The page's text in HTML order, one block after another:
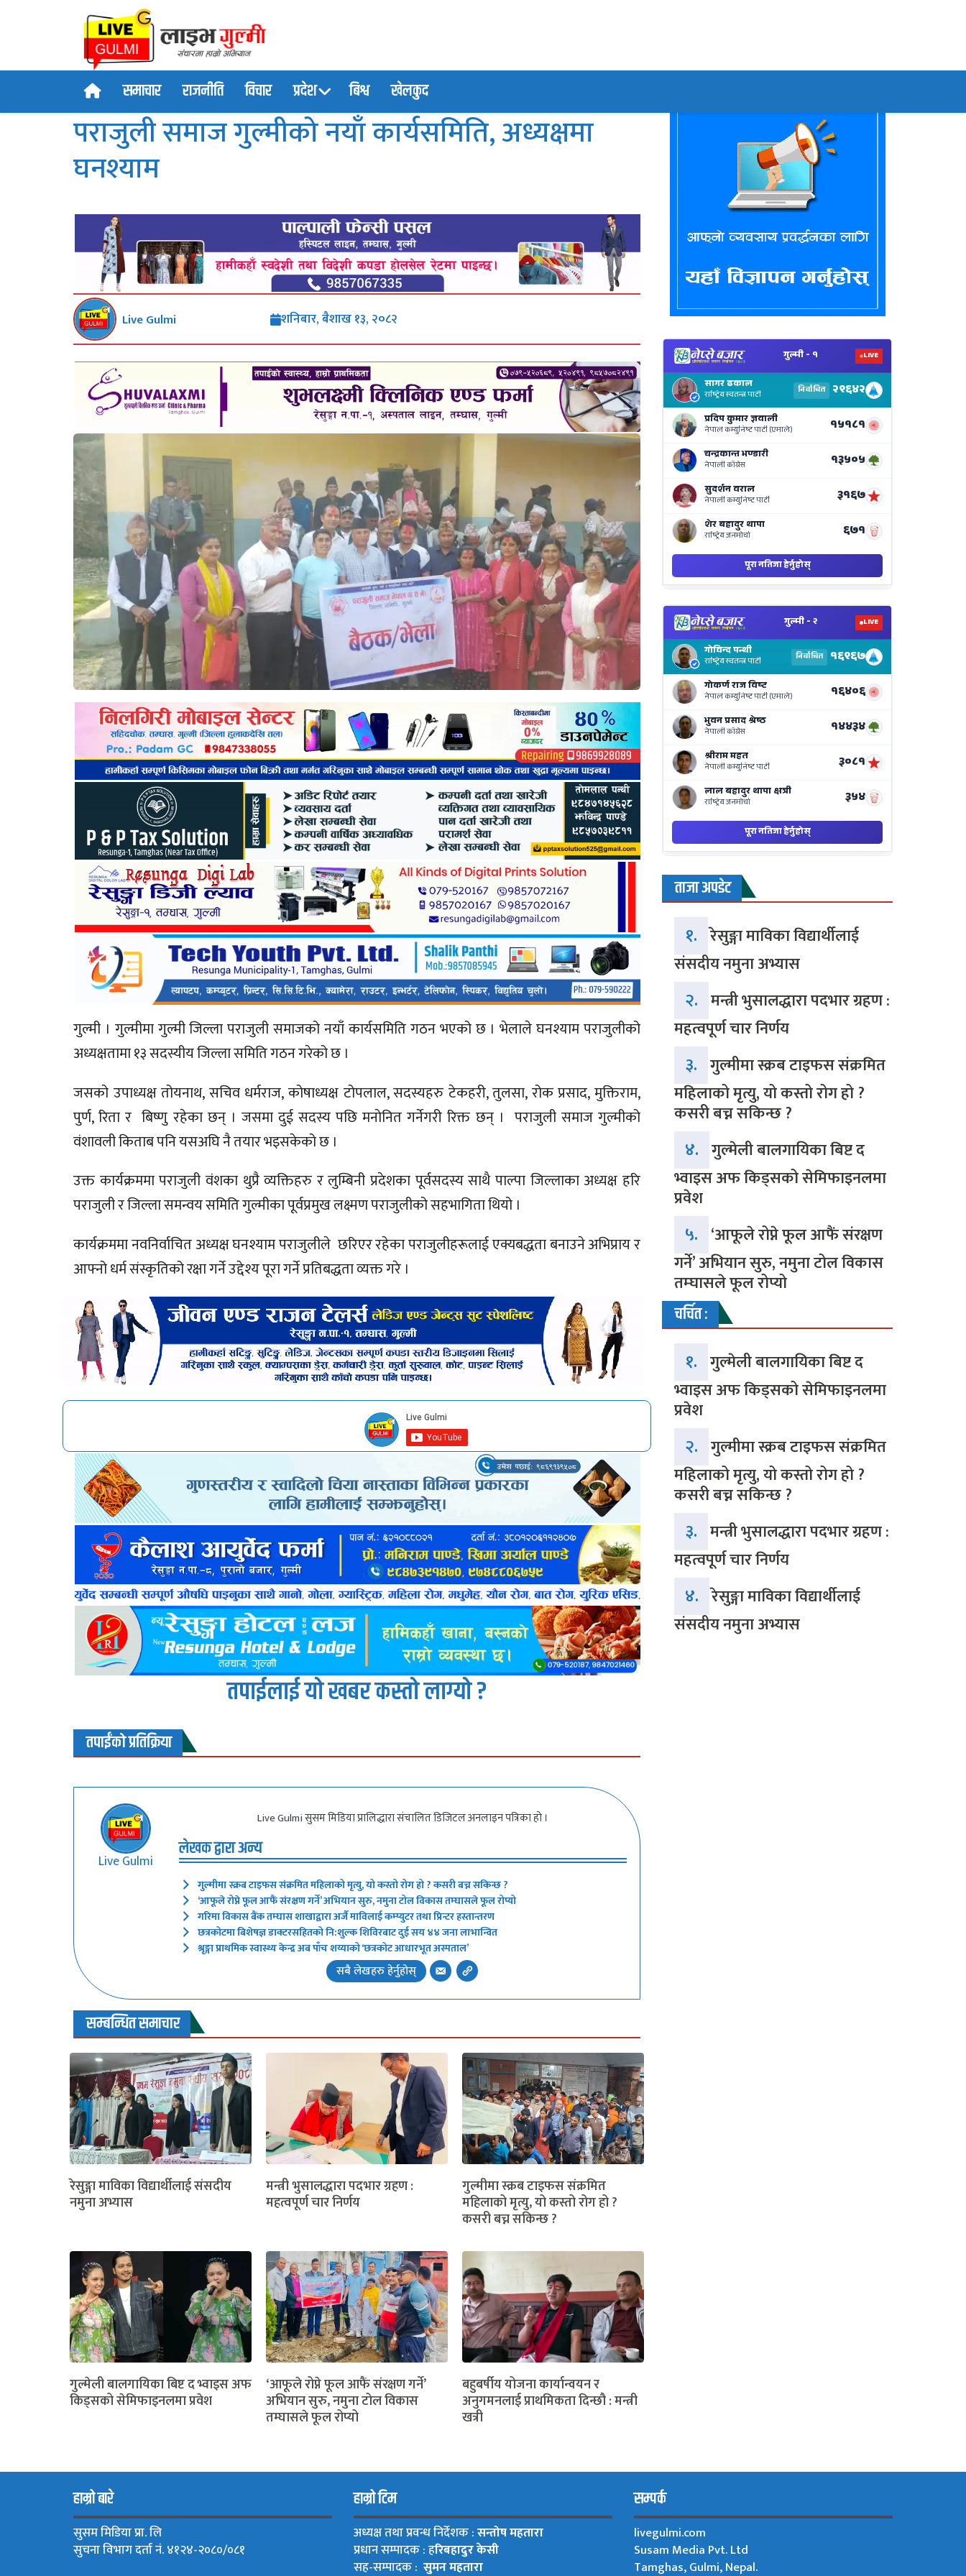
समाचार राजनीति विचार प्रदेश बिश्व खेलकुद
पराजुली समाज गुल्मीको नयाँ कार्यसमिति, अध्यक्षमा
घनश्याम
Live Gulmi शनिबार, बैशाख १३, २०८२
गुल्मी । गुल्मीमा गुल्मी जिल्ला पराजुली समाजको नयाँ कार्यसमिति गठन भएको छ । भेलाले घनश्याम पराजुलीको
अध्यक्षतामा १३ सदस्यीय जिल्ला समिति गठन गरेको छ ।
जसको उपाध्यक्ष तोयनाथ, सचिव धर्मराज, कोषाध्यक्ष टोपलाल, सदस्यहरु टेकहरी, तुलसा, रोक प्रसाद, मुक्तिराम,
पुर्ण, रिता र बिष्णु रहेका छन् । जसमा दुई सदस्य पछि मनाेनित गर्नेगरी रिक्त छन् । पराजुली समाज गुल्मीको
वंशावली किताब पनि यसअघि नै तयार भइसकेको छ ।
उक्त कार्यक्रममा पराजुली वंशका थुप्रै व्यक्तिहरु र लुम्बिनी प्रदेशका पूर्वसदस्य साथै पाल्पा जिल्लाका अध्यक्ष हरि
पराजुली र जिल्ला समन्वय समिति गुल्मीका पूर्वप्रमुख लक्ष्मण पराजुलीको सहभागिता थियो ।
कार्यक्रममा नवनिर्वाचित अध्यक्ष घनश्याम पराजुलीले छरिएर रहेका पराजुलीहरूलाई एक्यबद्धता बनाउने अभिप्राय र
आफ्नो धर्म संस्कृतिको रक्षा गर्ने उद्देश्य पूरा गर्ने प्रतिबद्धता व्यक्त गरे ।
तपाईलाई यो खबर कस्तो लाग्यो ?
तपाईंको प्रतिक्रिया
Live Gulmi
Live Gulmi सुसम मिडिया प्रालिद्धारा संचालित डिजिटल अनलाइन पत्रिका हो ।
लेखक द्वारा अन्य
गुल्मीमा स्क्रब टाइफस संक्रमित महिलाको मृत्यु, यो कस्तो रोग हो ? कसरी बच्न सकिन्छ ?
‘आफूले रोप्ने फूल आफैं संरक्षण गर्ने’ अभियान सुरु, नमुना टोल विकास तम्घासले फूल रोप्यो
गरिमा विकास बैंक तम्घास शाखाद्वारा अर्जै माविलाई कम्प्युटर तथा प्रिन्टर हस्तान्तरण
छत्रकोटमा बिशेषज्ञ डाक्टरसहितको नि:शुल्क शिविरबाट दुई सय ४४ जना लाभान्वित
श्रृङ्गा प्राथमिक स्वास्थ्य केन्द्र अब पाँच शय्याको ‘छत्रकोट आधारभूत अस्पताल’
सबै लेखहरु हेर्नुहोस्
सम्बन्धित समाचार
रेसुङ्गा माविका विद्यार्थीलाई संसदीय
नमुना अभ्यास
मन्त्री भुसालद्धारा पदभार ग्रहण :
महत्वपूर्ण चार निर्णय
गुल्मीमा स्क्रब टाइफस संक्रमित
महिलाको मृत्यु, यो कस्तो रोग हो ?
कसरी बच्न सकिन्छ ?
गुल्मेली बालगायिका बिष्ट द भ्वाइस अफ
किड्सको सेमिफाइनलमा प्रवेश
‘आफूले रोप्ने फूल आफैं संरक्षण गर्ने’
अभियान सुरु, नमुना टोल विकास
तम्घासले फूल रोप्यो
बहुबर्षीय योजना कार्यान्वयन र
अनुगमनलाई प्राथमिकता दिन्छौ : मन्त्री
खत्री
ताजा अपडेट
१. रेसुङ्गा माविका विद्यार्थीलाई
संसदीय नमुना अभ्यास
२. मन्त्री भुसालद्धारा पदभार ग्रहण :
महत्वपूर्ण चार निर्णय
३. गुल्मीमा स्क्रब टाइफस संक्रमित
महिलाको मृत्यु, यो कस्तो रोग हो ?
कसरी बच्न सकिन्छ ?
४. गुल्मेली बालगायिका बिष्ट द
भ्वाइस अफ किड्सको सेमिफाइनलमा
प्रवेश
५. ‘आफूले रोप्ने फूल आफैं संरक्षण
गर्ने’ अभियान सुरु, नमुना टोल विकास
तम्घासले फूल रोप्यो
चर्चित :
१. गुल्मेली बालगायिका बिष्ट द
भ्वाइस अफ किड्सको सेमिफाइनलमा
प्रवेश
२. गुल्मीमा स्क्रब टाइफस संक्रमित
महिलाको मृत्यु, यो कस्तो रोग हो ?
कसरी बच्न सकिन्छ ?
३. मन्त्री भुसालद्धारा पदभार ग्रहण :
महत्वपूर्ण चार निर्णय
४. रेसुङ्गा माविका विद्यार्थीलाई
संसदीय नमुना अभ्यास
हाम्रो बारे
सुसम मिडिया प्रा. लि
सुचना विभाग दर्ता नं. ४१२४-२०८०/०८१
हाम्रो टिम
अध्यक्ष तथा प्रवन्ध निर्देशक :सन्तोष महतारा
प्रधान सम्पादक : हरिबहादुर केसी
सह-सम्पादक : सुमन महतारा
सम्पर्क
livegulmi.com
Susam Media Pvt. Ltd
Tamghas, Gulmi, Nepal.